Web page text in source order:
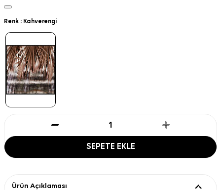
Renk : Kahverengi
SEPETE EKLE
Ürün Açıklaması